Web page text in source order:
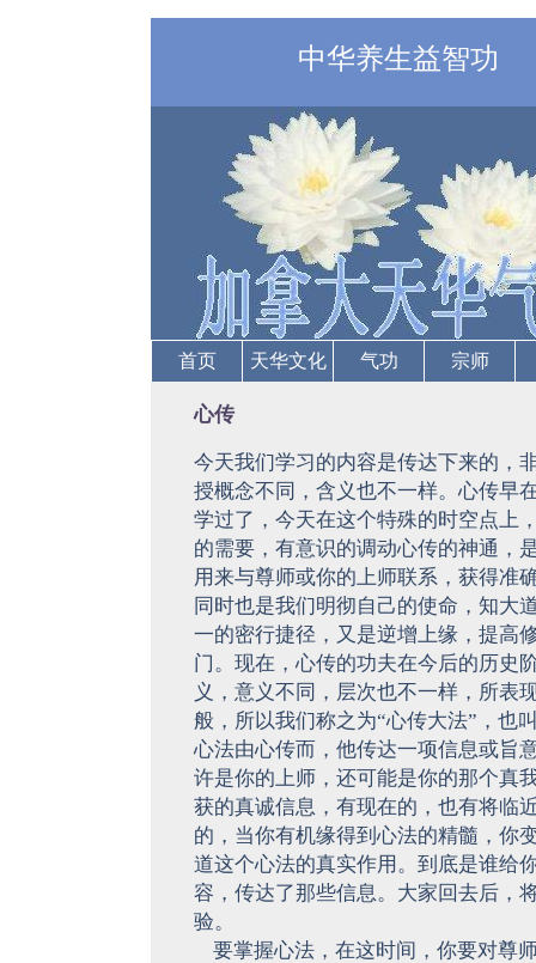
中华养生益智功
首页 天华文化 气功 宗师
心传
今天我们学习的内容是传达下来的，
授概念不同，含义也不一样。心传早
学过了，今天在这个特殊的时空点上
的需要，有意识的调动心传的神通，
用来与尊师或你的上师联系，获得准
同时也是我们明彻自己的使命，知大
一的密行捷径，又是逆增上缘，提高
门。现在，心传的功夫在今后的历史
义，意义不同，层次也不一样，所表
般，所以我们称之为“心传大法”，也
心法由心传而，他传达一项信息或旨
许是你的上师，还可能是你的那个真
获的真诚信息，有现在的，也有将临
的，当你有机缘得到心法的精髓，你
道这个心法的真实作用。到底是谁给
容，传达了那些信息。大家回去后，
验。
要掌握心法，在这时间，你要对尊